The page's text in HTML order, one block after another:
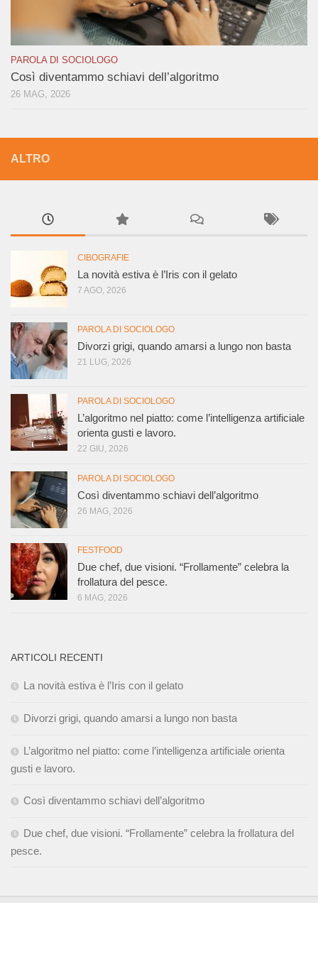
PAROLA DI SOCIOLOGO
Così diventammo schiavi dell’algoritmo
26 MAG, 2026
ALTRO
CIBOGRAFIE
La novità estiva è l’Iris con il gelato
7 AGO, 2026
PAROLA DI SOCIOLOGO
Divorzi grigi, quando amarsi a lungo non basta
21 LUG, 2026
PAROLA DI SOCIOLOGO
L’algoritmo nel piatto: come l’intelligenza artificiale
orienta gusti e lavoro.
22 GIU, 2026
PAROLA DI SOCIOLOGO
Così diventammo schiavi dell’algoritmo
26 MAG, 2026
FESTFOOD
Due chef, due visioni. “Frollamente” celebra la
frollatura del pesce.
6 MAG, 2026
ARTICOLI RECENTI
La novità estiva è l’Iris con il gelato
Divorzi grigi, quando amarsi a lungo non basta
L’algoritmo nel piatto: come l’intelligenza artificiale orienta
gusti e lavoro.
Così diventammo schiavi dell’algoritmo
Due chef, due visioni. “Frollamente” celebra la frollatura del
pesce.